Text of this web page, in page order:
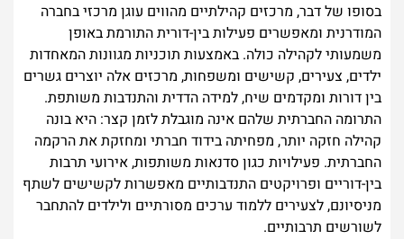
בסופו של דבר, מרכזים קהילתיים מהווים עוגן מרכזי בחברה
המודרנית ומאפשרים פעילות בין-דורית התורמת באופן
משמעותי לקהילה כולה. באמצעות תוכניות מגוונות המאחדות
ילדים, צעירים, קשישים ומשפחות, מרכזים אלה יוצרים גשרים
בין דורות ומקדמים שיח, למידה הדדית והתנדבות משותפת.
התרומה החברתית שלהם אינה מוגבלת לזמן קצר: היא בונה
קהילה חזקה יותר, מפחיתה בידוד חברתי ומחזקת את הרקמה
החברתית. פעילויות כגון סדנאות משותפות, אירועי תרבות
בין-דוריים ופרויקטים התנדבותיים מאפשרות לקשישים לשתף
מניסיונם, לצעירים ללמוד ערכים מסורתיים ולילדים להתחבר
לשורשים תרבותיים.